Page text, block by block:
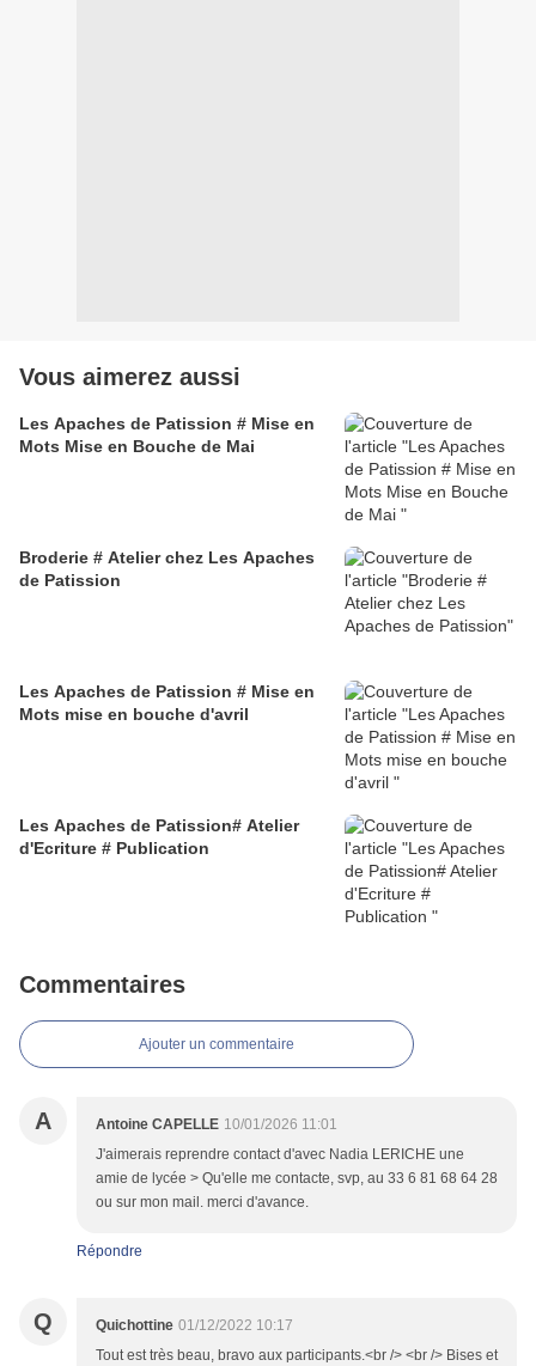
Vous aimerez aussi
Les Apaches de Patission # Mise en
Mots Mise en Bouche de Mai
Broderie # Atelier chez Les Apaches
de Patission
Les Apaches de Patission # Mise en
Mots mise en bouche d'avril
Les Apaches de Patission# Atelier
d'Ecriture # Publication
Commentaires
Ajouter un commentaire
A Antoine CAPELLE 10/01/2026 11:01
J'aimerais reprendre contact d'avec Nadia LERICHE une
amie de lycée > Qu'elle me contacte, svp, au 33 6 81 68 64 28
ou sur mon mail. merci d'avance.
Répondre
Q Quichottine 01/12/2022 10:17
Tout est très beau, bravo aux participants.<br /> <br /> Bises et